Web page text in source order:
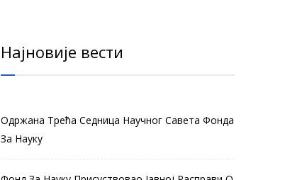
Најновије вести
Одржана Трећа Седница Научног Савета Фонда
За Науку